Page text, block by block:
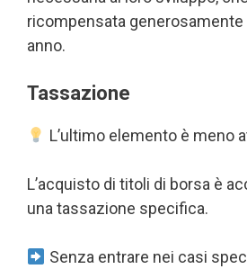
ricompensata generosamente
anno.
Tassazione
L’ultimo elemento è meno
L’acquisto di titoli di borsa è
una tassazione specifica.
Senza entrare nei casi